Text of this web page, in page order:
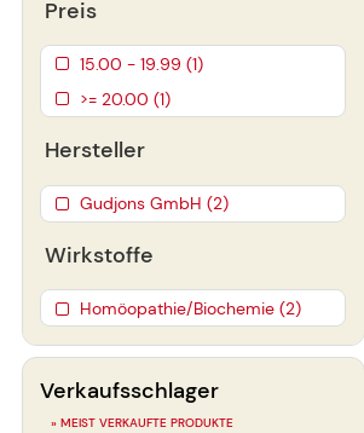
Preis
15.00 - 19.99 (1)
>= 20.00 (1)
Hersteller
Gudjons GmbH (2)
Wirkstoffe
Homöopathie/Biochemie (2)
Verkaufsschlager
» MEIST VERKAUFTE PRODUKTE